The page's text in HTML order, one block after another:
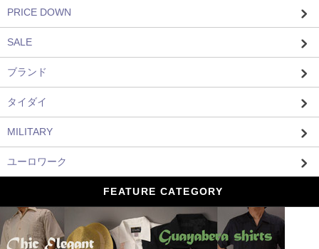
PRICE DOWN
SALE
ブランド
タイダイ
MILITARY
ユーロワーク
FEATURE CATEGORY